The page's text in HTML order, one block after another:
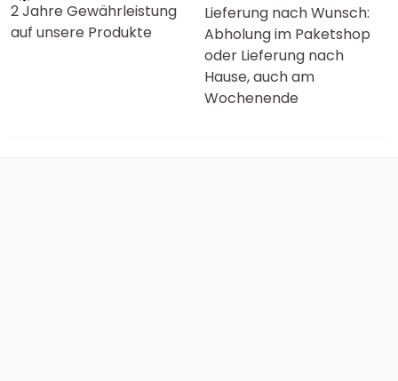
2 Jahre Gewährleistung
auf unsere Produkte
Lieferung nach Wunsch:
Abholung im Paketshop
oder Lieferung nach
Hause, auch am
Wochenende